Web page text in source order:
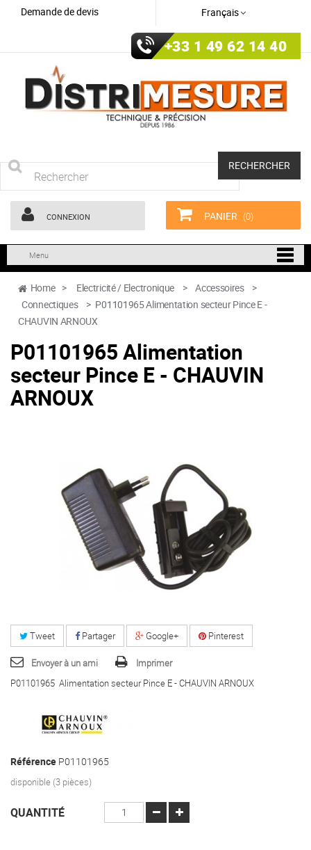
Demande de devis Français
+33 1 49 62 14 40
RECHERCHER
CONNEXION PANIER (0)
Menu
Home > Electricité / Electronique > Accessoires
>
Connectiques
> P01101965 Alimentation secteur Pince E -
CHAUVIN ARNOUX
P01101965 Alimentation
secteur Pince E - CHAUVIN
ARNOUX
Tweet Partager Google+ Pinterest
Envoyer à un ami
Imprimer
P01101965 Alimentation secteur Pince E - CHAUVIN ARNOUX
Référence P01101965
disponible (3 pièces)
QUANTITÉ